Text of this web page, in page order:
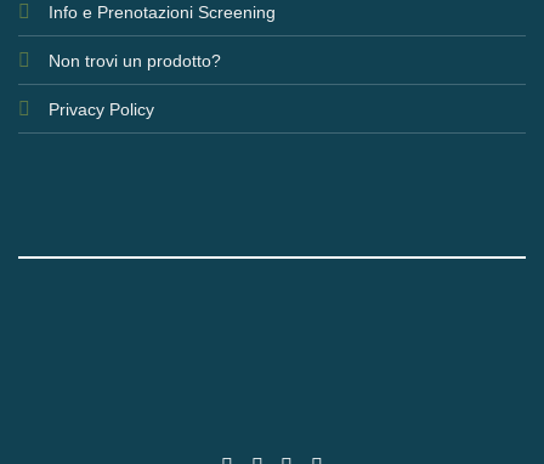
Info e Prenotazioni Screening
Non trovi un prodotto?
Privacy Policy